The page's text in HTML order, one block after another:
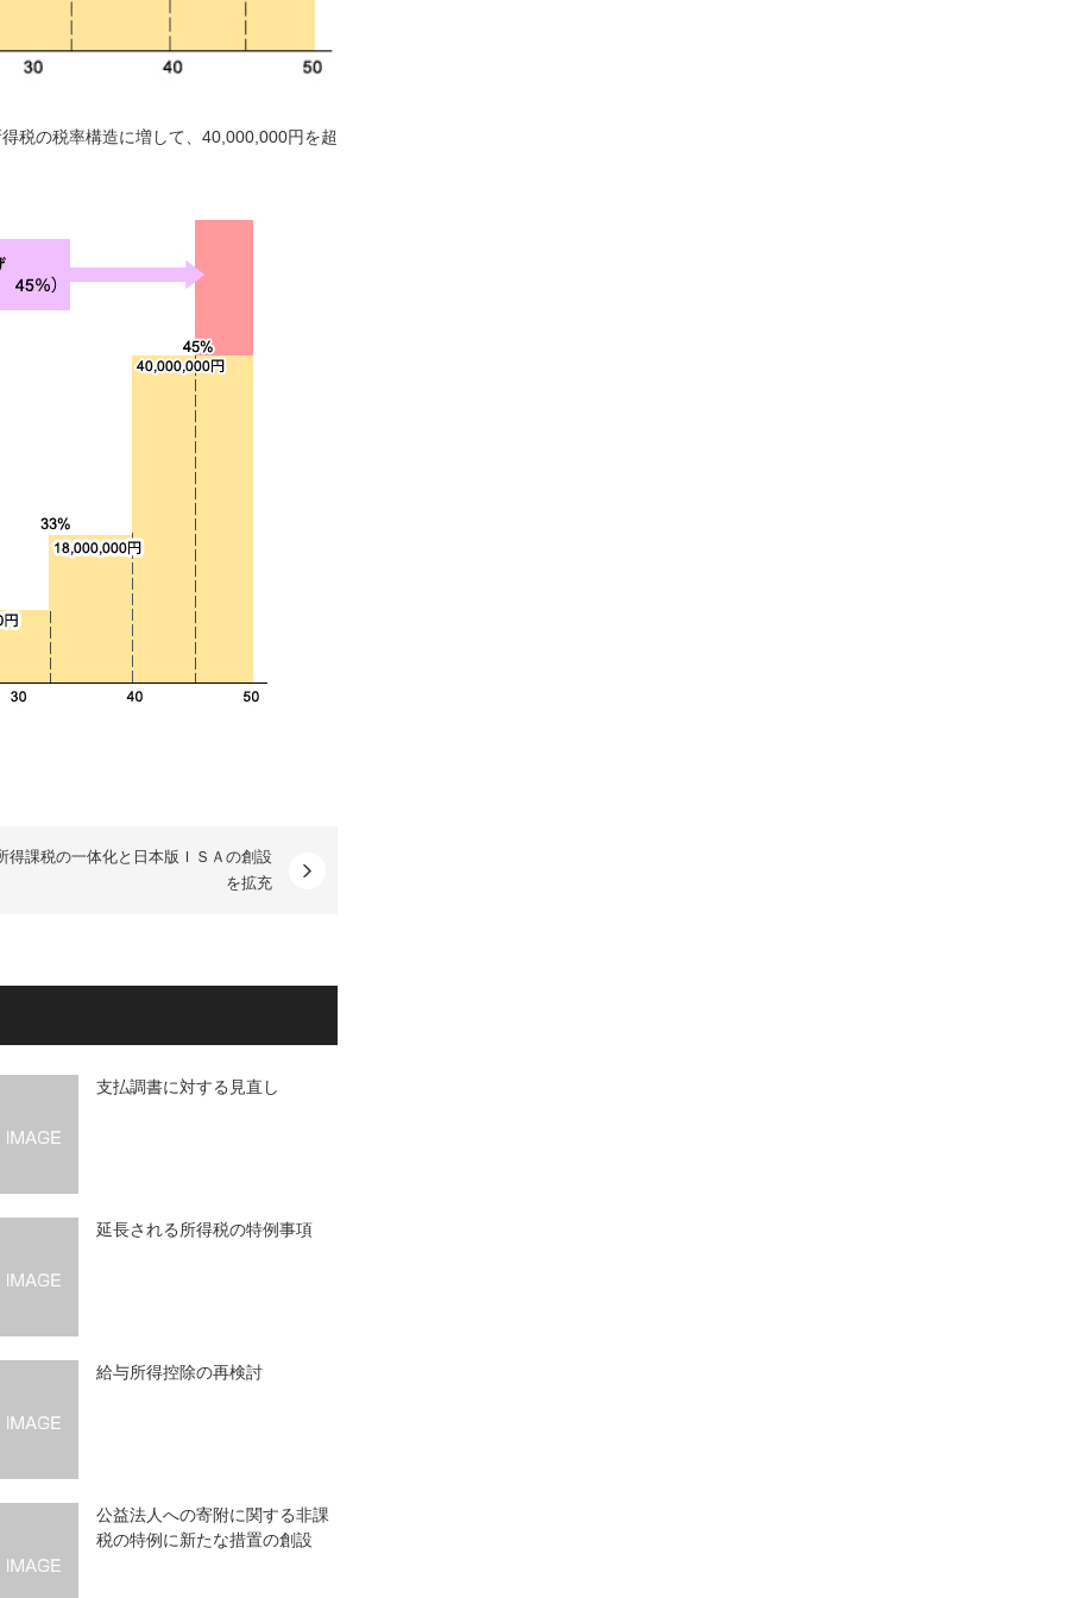
税の税率構造に増して、40,000,000円を超
得課税の一体化と日本版ＩＳＡの創設
を拡充
支払調書に対する見直し
延長される所得税の特例事項
給与所得控除の再検討
公益法人への寄附に関する非課
税の特例に新たな措置の創設